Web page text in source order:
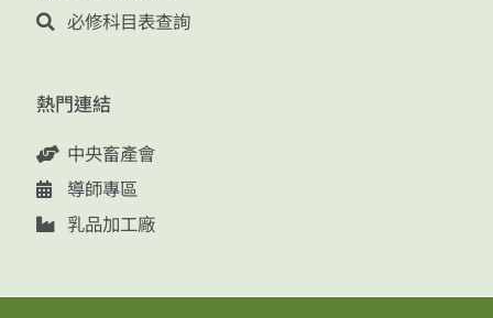
必修科目表查詢
熱門連結
中央畜產會
導師專區
乳品加工廠